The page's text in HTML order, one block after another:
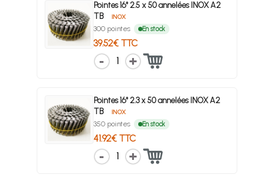
Pointes 16° 2.5 x 50 annelées INOX A2
TB
INOX
300 pointes En stock
39.52€ TTC
1
Pointes 16° 2.3 x 50 annelées INOX A2
TB
INOX
350 pointes En stock
41.92€ TTC
1